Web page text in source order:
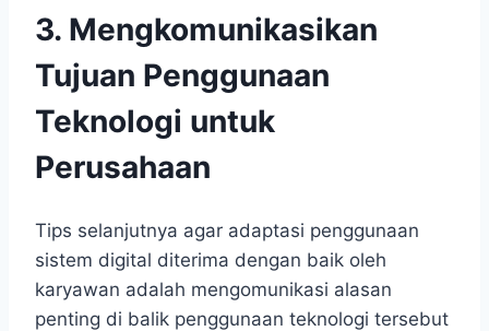
3. Mengkomunikasikan
Tujuan Penggunaan
Teknologi untuk
Perusahaan
Tips selanjutnya agar adaptasi penggunaan
sistem digital diterima dengan baik oleh
karyawan adalah mengomunikasi alasan
penting di balik penggunaan teknologi tersebut